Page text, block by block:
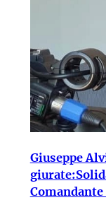
Giuseppe